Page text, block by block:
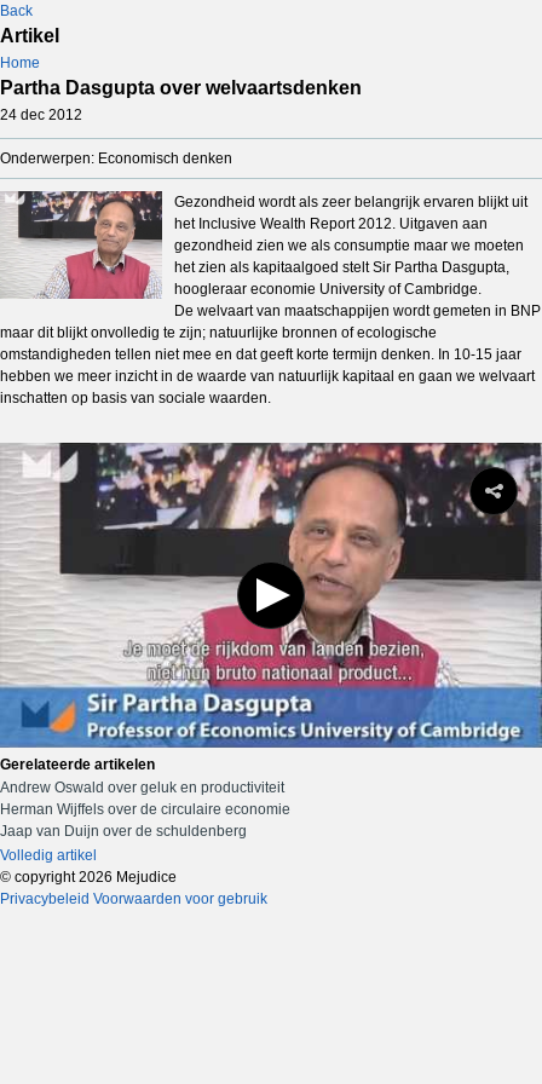
Back
Artikel
Home
Partha Dasgupta over welvaartsdenken
24 dec 2012
Onderwerpen: Economisch denken
Gezondheid wordt als zeer belangrijk ervaren blijkt uit
het Inclusive Wealth Report 2012. Uitgaven aan
gezondheid zien we als consumptie maar we moeten
het zien als kapitaalgoed stelt Sir Partha Dasgupta,
hoogleraar economie University of Cambridge.
De welvaart van maatschappijen wordt gemeten in BNP
maar dit blijkt onvolledig te zijn; natuurlijke bronnen of ecologische
omstandigheden tellen niet mee en dat geeft korte termijn denken. In 10-15 jaar
hebben we meer inzicht in de waarde van natuurlijk kapitaal en gaan we welvaart
inschatten op basis van sociale waarden.
Gerelateerde artikelen
Andrew Oswald over geluk en productiviteit
Herman Wijffels over de circulaire economie
Jaap van Duijn over de schuldenberg
Volledig artikel
© copyright 2026 Mejudice
Privacybeleid Voorwaarden voor gebruik